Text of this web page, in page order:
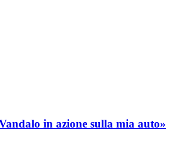
in azione sulla mia auto»